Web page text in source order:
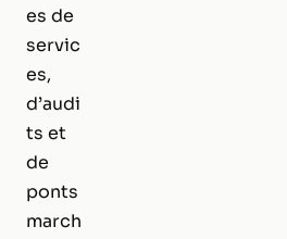
es de
servic
es,
d’audi
ts et
de
ponts
march